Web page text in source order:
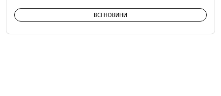
ВСІ НОВИНИ